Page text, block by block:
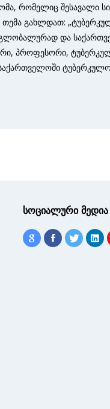
რომელიც შესავალი
თემა გახლდათ:
და
პროფესორი,
სოციალური მედია